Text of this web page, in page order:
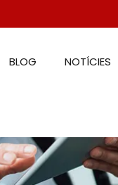
FISCAL
COMPTABLE
JURÍDICA
BLOG NOTÍCIES